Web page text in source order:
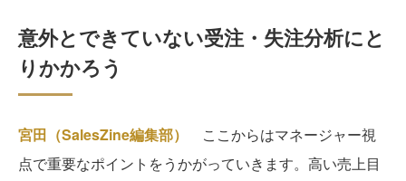
意外とできていない受注・失注分析にと
りかかろう
宮田（SalesZine編集部）
ここからはマネージャー視
点で重要なポイントをうかがっていきます。高い売上目